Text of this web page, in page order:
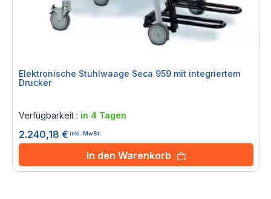
Elektronische Stuhlwaage Seca 959 mit integriertem
Drucker
Verfügbarkeit : in 4 Tagen
2.240,18 € inkl. MwSt.
In den Warenkorb